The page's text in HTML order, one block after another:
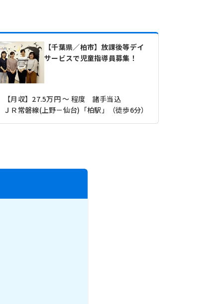
【千葉県／柏市】放課後等デイ
サービスで児童指導員募集！
【月収】27.5万円 ～ 程度 諸手当込
ＪＲ常磐線(上野－仙台)「柏駅」（徒歩6分）